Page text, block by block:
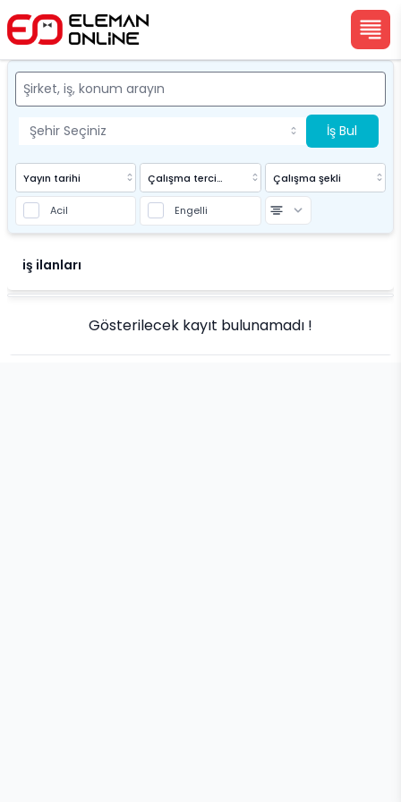
İş Bul
Yayın tarihi Çalışma tercihi Çalışma şekli
Acil Engelli
iş ilanları
Gösterilecek kayıt bulunamadı !